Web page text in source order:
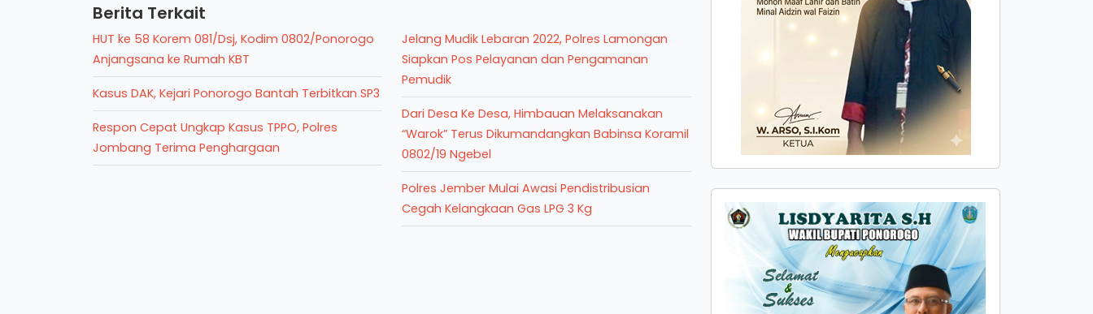
Berita Terkait
HUT ke 58 Korem 081/Dsj, Kodim 0802/Ponorogo
Anjangsana ke Rumah KBT
Kasus DAK, Kejari Ponorogo Bantah Terbitkan SP3
Respon Cepat Ungkap Kasus TPPO, Polres
Jombang Terima Penghargaan
Jelang Mudik Lebaran 2022, Polres Lamongan
Siapkan Pos Pelayanan dan Pengamanan
Pemudik
Dari Desa Ke Desa, Himbauan Melaksanakan
“Warok” Terus Dikumandangkan Babinsa Koramil
0802/19 Ngebel
Polres Jember Mulai Awasi Pendistribusian
Cegah Kelangkaan Gas LPG 3 Kg